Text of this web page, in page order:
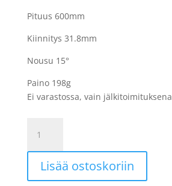
Pituus 600mm
Kiinnitys 31.8mm
Nousu 15°
Paino 198g
Ei varastossa, vain jälkitoimituksena
ohjaustanko,
HB-
600
Lisää ostoskoriin